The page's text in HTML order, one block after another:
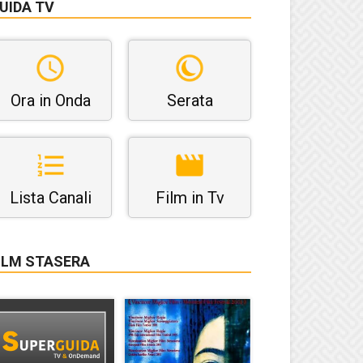
TV
Ora in Onda Serata
Lista Canali Film in Tv
STASERA